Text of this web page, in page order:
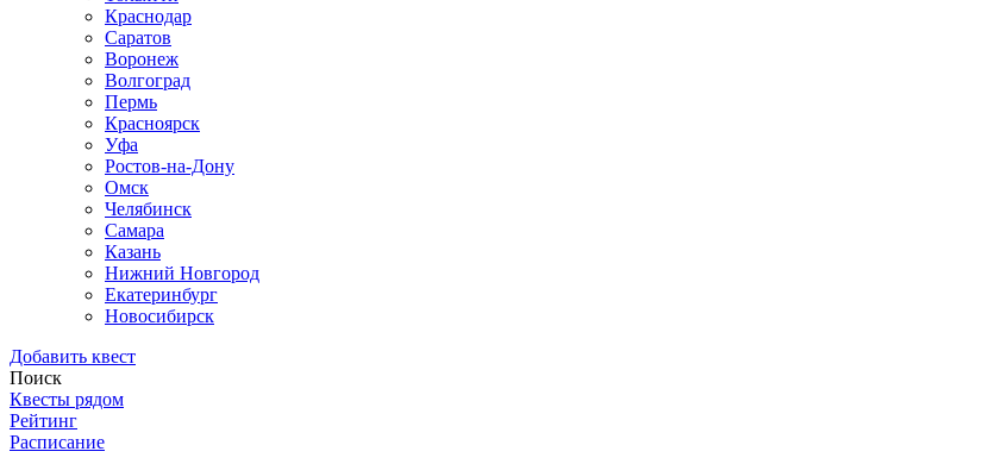
Краснодар
Саратов
Воронеж
Волгоград
Пермь
Красноярск
Уфа
Ростов-на-Дону
Омск
Челябинск
Самара
Казань
Нижний Новгород
Екатеринбург
Новосибирск
Добавить квест
Поиск
Квесты рядом
Рейтинг
Расписание